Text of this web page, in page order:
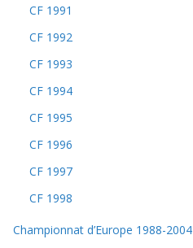
CF 1991
CF 1992
CF 1993
CF 1994
CF 1995
CF 1996
CF 1997
CF 1998
Championnat d’Europe 1988-2004